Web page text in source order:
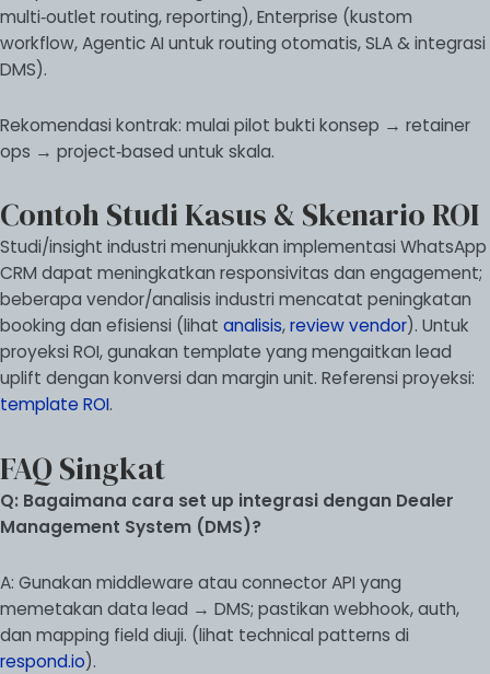
multi‑outlet routing, reporting), Enterprise (kustom
workflow, Agentic AI untuk routing otomatis, SLA & integrasi
DMS).
Rekomendasi kontrak: mulai pilot bukti konsep → retainer
ops → project‑based untuk skala.
Contoh Studi Kasus & Skenario ROI
Studi/insight industri menunjukkan implementasi WhatsApp
CRM dapat meningkatkan responsivitas dan engagement;
beberapa vendor/analisis industri mencatat peningkatan
booking dan efisiensi (lihat analisis,review vendor). Untuk
proyeksi ROI, gunakan template yang mengaitkan lead
uplift dengan konversi dan margin unit. Referensi proyeksi:
template ROI.
FAQ Singkat
Q: Bagaimana cara set up integrasi dengan Dealer
Management System (DMS)?
A: Gunakan middleware atau connector API yang
memetakan data lead → DMS; pastikan webhook, auth,
dan mapping field diuji. (lihat technical patterns di
respond.io).